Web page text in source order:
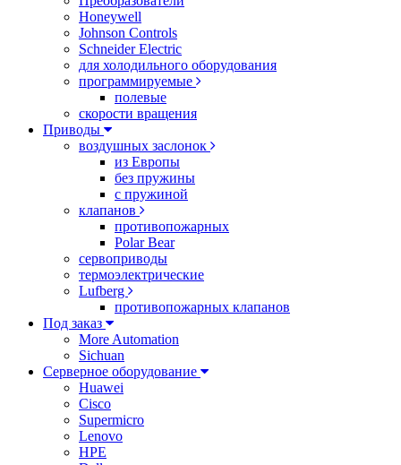
Honeywell
Johnson Controls
Schneider Electric
для холодильного оборудования
программируемые
полевые
скорости вращения
Приводы
воздушных заслонок
из Европы
без пружины
с пружиной
клапанов
противопожарных
Polar Bear
сервоприводы
термоэлектрические
Lufberg
противопожарных клапанов
Под заказ
More Automation
Sichuan
Серверное оборудование
Huawei
Cisco
Supermicro
Lenovo
HPE